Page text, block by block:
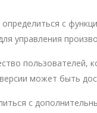
с
управления
пользователей,
может быть
с